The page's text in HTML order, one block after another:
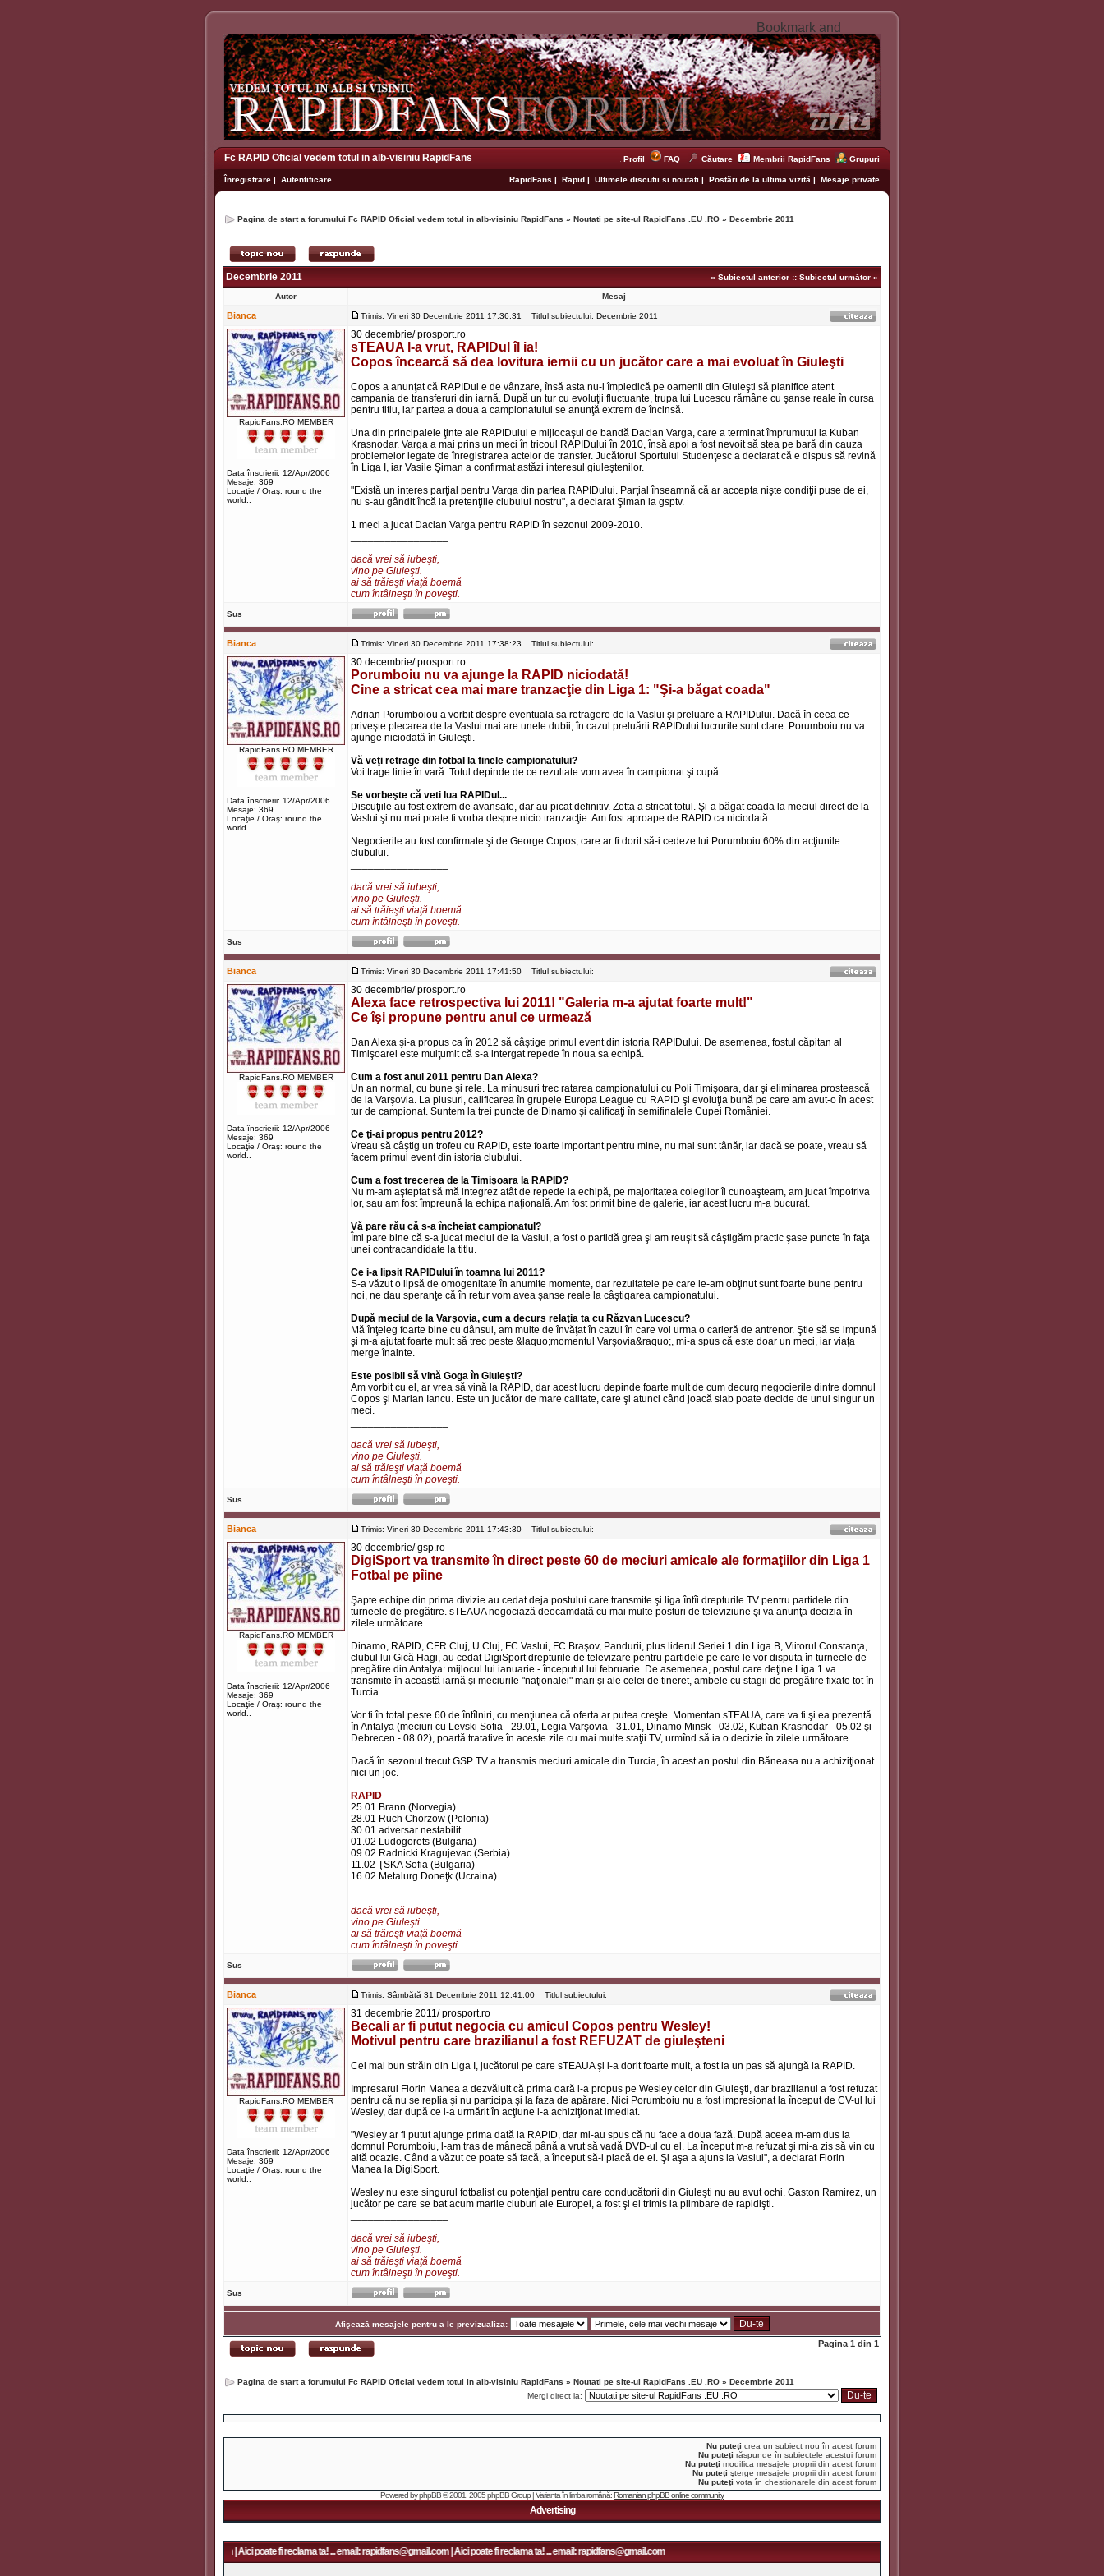
Fc RAPID Oficial vedem totul in alb-visiniu RapidFans Profil FAQ Căutare Membrii RapidFans Grupuri
Înregistrare | Autentificare RapidFans | Rapid | Ultimele discutii si noutati | Postări de la ultima vizită | Mesaje private
Pagina de start a forumului Fc RAPID Oficial vedem totul in alb-visiniu RapidFans » Noutati pe site-ul RapidFans .EU .RO » Decembrie 2011
Decembrie 2011 « Subiectul anterior :: Subiectul următor »
Autor Mesaj
Bianca Trimis: Vineri 30 Decembrie 2011 17:36:31 Titlul subiectului: Decembrie 2011
RapidFans.RO MEMBER
Data înscrierii: 12/Apr/2006
Mesaje: 369
Locaţie / Oraş: round the
world..
30 decembrie/ prosport.ro
sTEAUA l-a vrut, RAPIDul îl ia!
Copos încearcă să dea lovitura iernii cu un jucător care a mai evoluat în Giuleşti
Copos a anunţat că RAPIDul e de vânzare, însă asta nu-i împiedică pe oamenii din Giuleşti să planifice atent
campania de transferuri din iarnă. După un tur cu evoluţii fluctuante, trupa lui Lucescu rămâne cu şanse reale în cursa
pentru titlu, iar partea a doua a campionatului se anunţă extrem de încinsă.
Una din principalele ţinte ale RAPIDului e mijlocaşul de bandă Dacian Varga, care a terminat împrumutul la Kuban
Krasnodar. Varga a mai prins un meci în tricoul RAPIDului în 2010, însă apoi a fost nevoit să stea pe bară din cauza
problemelor legate de înregistrarea actelor de transfer. Jucătorul Sportului Studenţesc a declarat că e dispus să revină
în Liga I, iar Vasile Şiman a confirmat astăzi interesul giuleştenilor.
"Există un interes parţial pentru Varga din partea RAPIDului. Parţial înseamnă că ar accepta nişte condiţii puse de ei,
nu s-au gândit încă la pretenţiile clubului nostru", a declarat Şiman la gsptv.
1 meci a jucat Dacian Varga pentru RAPID în sezonul 2009-2010.
dacă vrei să iubeşti,
vino pe Giuleşti.
ai să trăieşti viaţă boemă
cum întâlneşti în poveşti.
Sus
Bianca Trimis: Vineri 30 Decembrie 2011 17:38:23 Titlul subiectului:
RapidFans.RO MEMBER
Data înscrierii: 12/Apr/2006
Mesaje: 369
Locaţie / Oraş: round the
world..
30 decembrie/ prosport.ro
Porumboiu nu va ajunge la RAPID niciodată!
Cine a stricat cea mai mare tranzacţie din Liga 1: "Şi-a băgat coada"
Adrian Porumboiou a vorbit despre eventuala sa retragere de la Vaslui şi preluare a RAPIDului. Dacă în ceea ce
priveşte plecarea de la Vaslui mai are unele dubii, în cazul preluării RAPIDului lucrurile sunt clare: Porumboiu nu va
ajunge niciodată în Giuleşti.
Vă veţi retrage din fotbal la finele campionatului?
Voi trage linie în vară. Totul depinde de ce rezultate vom avea în campionat şi cupă.
Se vorbeşte că veti lua RAPIDul...
Discuţiile au fost extrem de avansate, dar au picat definitiv. Zotta a stricat totul. Şi-a băgat coada la meciul direct de la
Vaslui şi nu mai poate fi vorba despre nicio tranzacţie. Am fost aproape de RAPID ca niciodată.
Negocierile au fost confirmate şi de George Copos, care ar fi dorit să-i cedeze lui Porumboiu 60% din acţiunile
clubului.
dacă vrei să iubeşti,
vino pe Giuleşti.
ai să trăieşti viaţă boemă
cum întâlneşti în poveşti.
Sus
Bianca Trimis: Vineri 30 Decembrie 2011 17:41:50 Titlul subiectului:
RapidFans.RO MEMBER
Data înscrierii: 12/Apr/2006
Mesaje: 369
Locaţie / Oraş: round the
world..
30 decembrie/ prosport.ro
Alexa face retrospectiva lui 2011! "Galeria m-a ajutat foarte mult!"
Ce îşi propune pentru anul ce urmează
Dan Alexa şi-a propus ca în 2012 să câştige primul event din istoria RAPIDului. De asemenea, fostul căpitan al
Timişoarei este mulţumit că s-a intergat repede în noua sa echipă.
Cum a fost anul 2011 pentru Dan Alexa?
Un an normal, cu bune şi rele. La minusuri trec ratarea campionatului cu Poli Timişoara, dar şi eliminarea prostească
de la Varşovia. La plusuri, calificarea în grupele Europa League cu RAPID şi evoluţia bună pe care am avut-o în acest
tur de campionat. Suntem la trei puncte de Dinamo şi calificaţi în semifinalele Cupei României.
Ce ţi-ai propus pentru 2012?
Vreau să câştig un trofeu cu RAPID, este foarte important pentru mine, nu mai sunt tânăr, iar dacă se poate, vreau să
facem primul event din istoria clubului.
Cum a fost trecerea de la Timişoara la RAPID?
Nu m-am aşteptat să mă integrez atât de repede la echipă, pe majoritatea colegilor îi cunoaşteam, am jucat împotriva
lor, sau am fost împreună la echipa naţională. Am fost primit bine de galerie, iar acest lucru m-a bucurat.
Vă pare rău că s-a încheiat campionatul?
Îmi pare bine că s-a jucat meciul de la Vaslui, a fost o partidă grea şi am reuşit să câştigăm practic şase puncte în faţa
unei contracandidate la titlu.
Ce i-a lipsit RAPIDului în toamna lui 2011?
S-a văzut o lipsă de omogenitate în anumite momente, dar rezultatele pe care le-am obţinut sunt foarte bune pentru
noi, ne dau speranţe că în retur vom avea şanse reale la câştigarea campionatului.
După meciul de la Varşovia, cum a decurs relaţia ta cu Răzvan Lucescu?
Mă înţeleg foarte bine cu dânsul, am multe de învăţat în cazul în care voi urma o carieră de antrenor. Ştie să se impună
şi m-a ajutat foarte mult să trec peste &laquo;momentul Varşovia&raquo;, mi-a spus că este doar un meci, iar viaţa
merge înainte.
Este posibil să vină Goga în Giuleşti?
Am vorbit cu el, ar vrea să vină la RAPID, dar acest lucru depinde foarte mult de cum decurg negocierile dintre domnul
Copos şi Marian Iancu. Este un jucător de mare calitate, care şi atunci când joacă slab poate decide de unul singur un
meci.
dacă vrei să iubeşti,
vino pe Giuleşti.
ai să trăieşti viaţă boemă
cum întâlneşti în poveşti.
Sus
Bianca Trimis: Vineri 30 Decembrie 2011 17:43:30 Titlul subiectului:
RapidFans.RO MEMBER
Data înscrierii: 12/Apr/2006
Mesaje: 369
Locaţie / Oraş: round the
world..
30 decembrie/ gsp.ro
DigiSport va transmite în direct peste 60 de meciuri amicale ale formaţiilor din Liga 1
Fotbal pe pîine
Şapte echipe din prima divizie au cedat deja postului care transmite şi liga întîi drepturile TV pentru partidele din
turneele de pregătire. sTEAUA negociază deocamdată cu mai multe posturi de televiziune şi va anunţa decizia în
zilele următoare
Dinamo, RAPID, CFR Cluj, U Cluj, FC Vaslui, FC Braşov, Pandurii, plus liderul Seriei 1 din Liga B, Viitorul Constanţa,
clubul lui Gică Hagi, au cedat DigiSport drepturile de televizare pentru partidele pe care le vor disputa în turneele de
pregătire din Antalya: mijlocul lui ianuarie - începutul lui februarie. De asemenea, postul care deţine Liga 1 va
transmite în această iarnă şi meciurile "naţionalei" mari şi ale celei de tineret, ambele cu stagii de pregătire fixate tot în
Turcia.
Vor fi în total peste 60 de întîlniri, cu menţiunea că oferta ar putea creşte. Momentan sTEAUA, care va fi şi ea prezentă
în Antalya (meciuri cu Levski Sofia - 29.01, Legia Varşovia - 31.01, Dinamo Minsk - 03.02, Kuban Krasnodar - 05.02 şi
Debrecen - 08.02), poartă tratative în aceste zile cu mai multe staţii TV, urmînd să ia o decizie în zilele următoare.
Dacă în sezonul trecut GSP TV a transmis meciuri amicale din Turcia, în acest an postul din Băneasa nu a achiziţionat
nici un joc.
RAPID
25.01 Brann (Norvegia)
28.01 Ruch Chorzow (Polonia)
30.01 adversar nestabilit
01.02 Ludogorets (Bulgaria)
09.02 Radnicki Kragujevac (Serbia)
11.02 ŢSKA Sofia (Bulgaria)
16.02 Metalurg Doneţk (Ucraina)
dacă vrei să iubeşti,
vino pe Giuleşti.
ai să trăieşti viaţă boemă
cum întâlneşti în poveşti.
Sus
Bianca Trimis: Sâmbătă 31 Decembrie 2011 12:41:00 Titlul subiectului:
RapidFans.RO MEMBER
Data înscrierii: 12/Apr/2006
Mesaje: 369
Locaţie / Oraş: round the
world..
31 decembrie 2011/ prosport.ro
Becali ar fi putut negocia cu amicul Copos pentru Wesley!
Motivul pentru care brazilianul a fost REFUZAT de giuleşteni
Cel mai bun străin din Liga I, jucătorul pe care sTEAUA şi l-a dorit foarte mult, a fost la un pas să ajungă la RAPID.
Impresarul Florin Manea a dezvăluit că prima oară l-a propus pe Wesley celor din Giuleşti, dar brazilianul a fost refuzat
pentru că nu se replia şi nu participa şi la faza de apărare. Nici Porumboiu nu a fost impresionat la început de CV-ul lui
Wesley, dar după ce l-a urmărit în acţiune l-a achiziţionat imediat.
"Wesley ar fi putut ajunge prima dată la RAPID, dar mi-au spus că nu face a doua fază. După aceea m-am dus la
domnul Porumboiu, l-am tras de mânecă până a vrut să vadă DVD-ul cu el. La început m-a refuzat şi mi-a zis să vin cu
altă ocazie. Când a văzut ce poate să facă, a început să-i placă de el. Şi aşa a ajuns la Vaslui", a declarat Florin
Manea la DigiSport.
Wesley nu este singurul fotbalist cu potenţial pentru care conducătorii din Giuleşti nu au avut ochi. Gaston Ramirez, un
jucător pe care se bat acum marile cluburi ale Europei, a fost şi el trimis la plimbare de rapidişti.
dacă vrei să iubeşti,
vino pe Giuleşti.
ai să trăieşti viaţă boemă
cum întâlneşti în poveşti.
Sus
Afişează mesajele pentru a le previzualiza:
Pagina 1 din 1
Pagina de start a forumului Fc RAPID Oficial vedem totul in alb-visiniu RapidFans » Noutati pe site-ul RapidFans .EU .RO » Decembrie 2011
Mergi direct la:
Nu puteţi crea un subiect nou în acest forum
Nu puteţi răspunde în subiectele acestui forum
Nu puteţi modifica mesajele proprii din acest forum
Nu puteţi şterge mesajele proprii din acest forum
Nu puteţi vota în chestionarele din acest forum
Powered byphpBB© 2001, 2005 phpBB Group | Varianta în limba română:Romanian phpBB online community
Advertising
fi reclama ta! ... email: rapidfans@gmail.com | Aici poate fi reclama ta! ... email: rapidfans@gmail.com | Aici poate fi reclama ta! ... email: rapidfans@gmail.com